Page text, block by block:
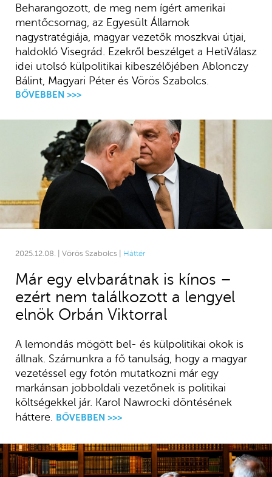
Beharangozott, de meg nem ígért amerikai
mentőcsomag, az Egyesült Államok
nagystratégiája, magyar vezetők moszkvai útjai,
haldokló Visegrád. Ezekről beszélget a HetiVálasz
idei utolsó külpolitikai kibeszélőjében Ablonczy
Bálint, Magyari Péter és Vörös Szabolcs.
BŐVEBBEN >>>
2025.12.08. | Vörös Szabolcs | Háttér
Már egy elvbarátnak is kínos –
ezért nem találkozott a lengyel
elnök Orbán Viktorral
A lemondás mögött bel- és külpolitikai okok is
állnak. Számunkra a fő tanulság, hogy a magyar
vezetéssel egy fotón mutatkozni már egy
markánsan jobboldali vezetőnek is politikai
költségekkel jár. Karol Nawrocki döntésének
háttere.
BŐVEBBEN >>>